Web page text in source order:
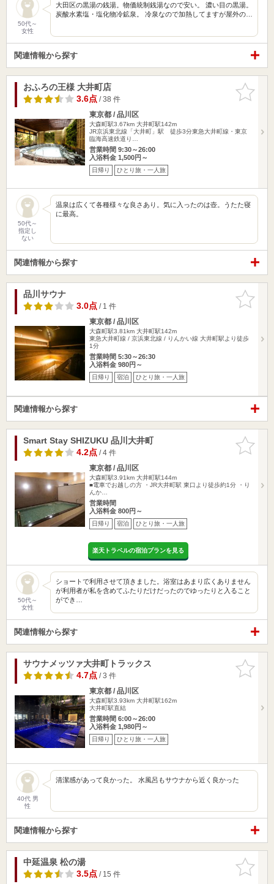
50代～
女性
大田区の黒湯の銭湯。物価統制銭湯なので安い。 濃い目の黒湯。
炭酸水素塩・塩化物冷鉱泉。 冷泉なので加熱してますが屋外の…
関連情報から探す
お気に入
りに追加
おふろの王様 大井町店
3.6点/ 38 件
東京都 / 品川区
大森町駅3.67km 大井町駅142m
JR京浜東北線「大井町」駅 徒歩3分東急大井町線・東京
臨海高速鉄道り…
営業時間 9:30～26:00
入浴料金 1,500円～
日帰り ひとり旅・一人旅
50代～
指定し
ない
温泉は広くて各種様々な良さあり。気に入ったのは壺。うたた寝
に最高。
関連情報から探す
お気に入
りに追加
品川サウナ
3.0点/ 1 件
東京都 / 品川区
大森町駅3.81km 大井町駅142m
東急大井町線 / 京浜東北線 / りんかい線 大井町駅より徒歩
1分
営業時間 5:30～26:30
入浴料金 980円～
日帰り 宿泊 ひとり旅・一人旅
関連情報から探す
お気に入
りに追加
Smart Stay SHIZUKU 品川大井町
4.2点/ 4 件
東京都 / 品川区
大森町駅3.91km 大井町駅144m
■電車でお越しの方 ・JR大井町駅 東口より徒歩約1分 ・り
んか…
営業時間
入浴料金 800円～
日帰り 宿泊 ひとり旅・一人旅
楽天トラベルの宿泊プランを見る
50代～
女性
ショートで利用させて頂きました。浴室はあまり広くありません
が利用者が私を含めてふたりだけだったのでゆったりと入ること
ができ…
関連情報から探す
お気に入
りに追加
サウナメッツァ大井町トラックス
4.7点/ 3 件
東京都 / 品川区
大森町駅3.93km 大井町駅162m
大井町駅直結
営業時間 6:00～26:00
入浴料金 1,980円～
日帰り ひとり旅・一人旅
40代 男
性
清潔感があって良かった。 水風呂もサウナから近く良かった
関連情報から探す
お気に入
りに追加
中延温泉 松の湯
3.5点/ 15 件